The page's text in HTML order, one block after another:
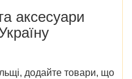
аксесуари
, додайте товари, що